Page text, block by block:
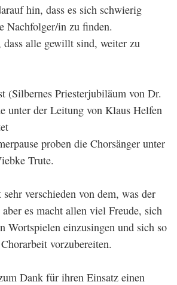
hin, dass es sich schwierig
Nachfolger/in zu finden.
dass alle gewillt sind, weiter zu
(Silbernes Priesterjubiläum von Dr.
unter der Leitung von Klaus Helfen
proben die Chorsänger unter
Trute.
verschieden von dem, was der
es macht allen viel Freude, sich
Wortspielen einzusingen und sich so
vorzubereiten.
Dank für ihren Einsatz einen